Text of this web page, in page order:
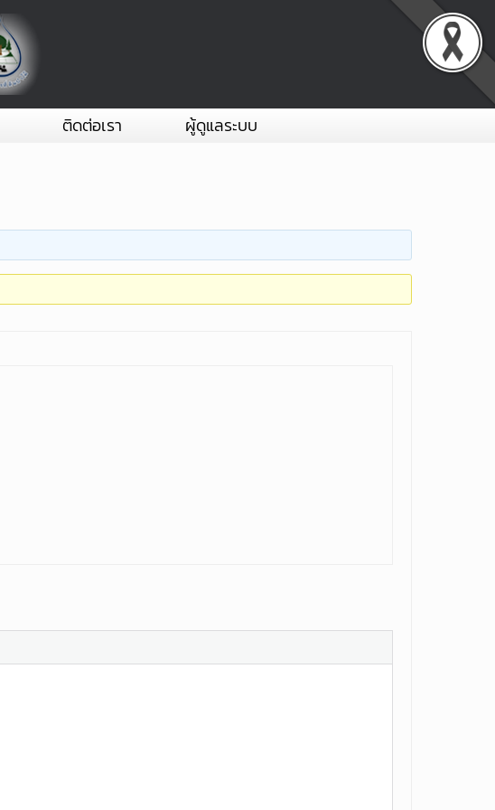
ติดต่อเรา ผู้ดูแลระบบ